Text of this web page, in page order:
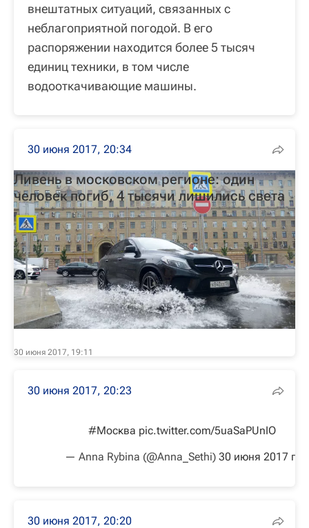
внештатных ситуаций, связанных с
неблагоприятной погодой. В его
распоряжении находится более 5 тысяч
единиц техники, в том числе
водооткачивающие машины.
30 июня 2017, 20:34
30 июня 2017, 19:11
Ливень в московском регионе: один
человек погиб, 4 тысячи лишились света
30 июня 2017, 20:23
#Москва pic.twitter.com/5uaSaPUnIO
— Anna Rybina (@Anna_Sethi) 30 июня 2017 г.
30 июня 2017, 20:20